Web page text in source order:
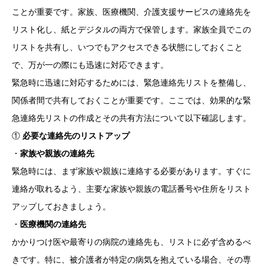
ことが重要です。家族、医療機関、介護支援サービスの連絡先を
リスト化し、紙とデジタルの両方で保管します。家族全員でこの
リストを共有し、いつでもアクセスできる状態にしておくこと
で、万が一の際にも迅速に対応できます。
緊急時に迅速に対応するためには、緊急連絡先リストを整備し、
関係者間で共有しておくことが重要です。ここでは、効果的な緊
急連絡先リストの作成とその共有方法について以下確認します。
① 必要な連絡先のリストアップ
・ 家族や親族の連絡先
緊急時には、まず家族や親族に連絡する必要があります。すぐに
連絡が取れるよう、主要な家族や親族の電話番号や住所をリスト
アップしておきましょう。
・ 医療機関の連絡先
かかりつけ医や最寄りの病院の連絡先も、リストに必ず含めるべ
きです。特に、被介護者が特定の病気を抱えている場合、その専